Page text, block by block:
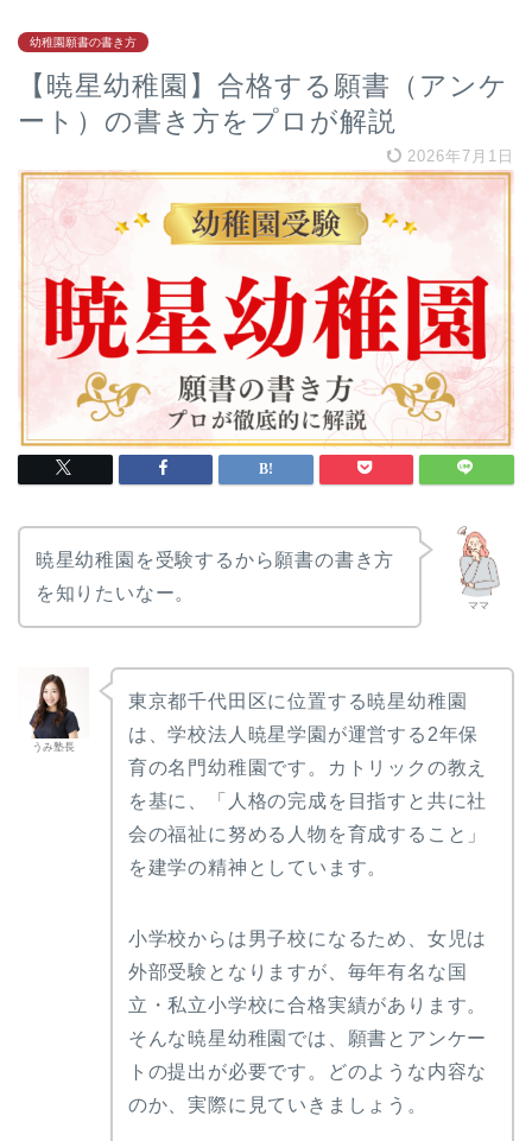
幼稚園願書の書き方
【暁星幼稚園】合格する願書（アンケ
ート）の書き方をプロが解説
2026年7月1日
ママ
暁星幼稚園を受験するから願書の書き方
を知りたいなー。
うみ塾長
東京都千代田区に位置する暁星幼稚園
は、学校法人暁星学園が運営する2年保
育の名門幼稚園です。カトリックの教え
を基に、「人格の完成を目指すと共に社
会の福祉に努める人物を育成すること」
を建学の精神としています。
小学校からは男子校になるため、女児は
外部受験となりますが、毎年有名な国
立・私立小学校に合格実績があります。
そんな暁星幼稚園では、願書とアンケー
トの提出が必要です。どのような内容な
のか、実際に見ていきましょう。
上野毛幼稚園
明星幼稚園
東洋英和幼稚園
晃華学園マリアの園幼稚
園
お茶の水女子大学附属幼
ゆかり文化幼稚園
青山学院幼稚園
昭和女子大学附属昭和こ
サンタ・セシリア幼稚園
武蔵野東幼稚園
雙葉小学校附属幼稚園
枝光会附属幼稚園
日本女子体育大学附属み
枝光会駒場幼稚園
目黒サレジオ幼稚園
聖パトリック幼稚園
玉川学園幼稚部
枝光学園幼稚園
世田谷聖母幼稚園
愛育幼稚園
明徳幼稚園
国本幼稚園
若葉会幼稚園
聖セシリア幼稚園
星美学園幼稚園
日本女子大学附属豊明幼